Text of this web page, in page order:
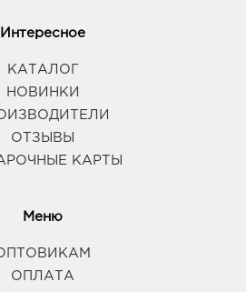
Интересное
КАТАЛОГ
НОВИНКИ
ОТЗЫВЫ
КАРТЫ
Меню
ОПЛАТА